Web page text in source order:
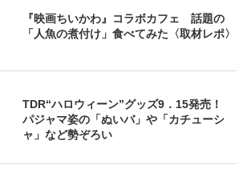
『映画ちいかわ』コラボカフェ 話題の
「人魚の煮付け」食べてみた〈取材レポ〉
TDR“ハロウィーン”グッズ9．15発売！
パジャマ姿の「ぬいバ」や「カチューシ
ャ」など勢ぞろい